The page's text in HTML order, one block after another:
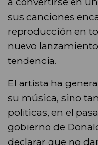
sus canciones
reproducción en
nuevo
tendencia.
El artista ha
su música, sino
políticas, en el
gobierno de
declarar que no